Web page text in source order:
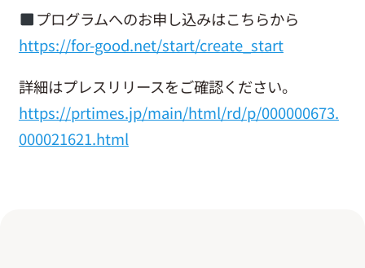
プログラムへのお申し込みはこちらから
https://for-good.net/start/create_start
詳細はプレスリリースをご確認ください。
https://prtimes.jp/main/html/rd/p/000000673.
000021621.html